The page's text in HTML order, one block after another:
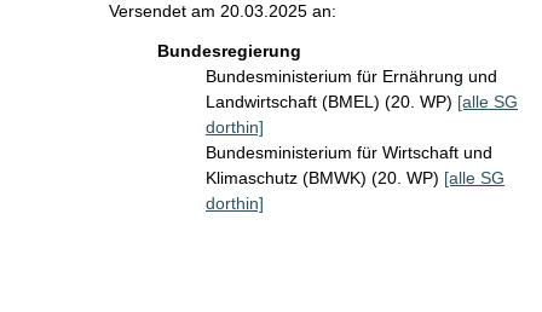
Versendet am 20.03.2025 an:
Bundesregierung
Bundesministerium für Ernährung und
Landwirtschaft (BMEL) (20. WP) [alle SG
dorthin]
Bundesministerium für Wirtschaft und
Klimaschutz (BMWK) (20. WP) [alle SG
dorthin]